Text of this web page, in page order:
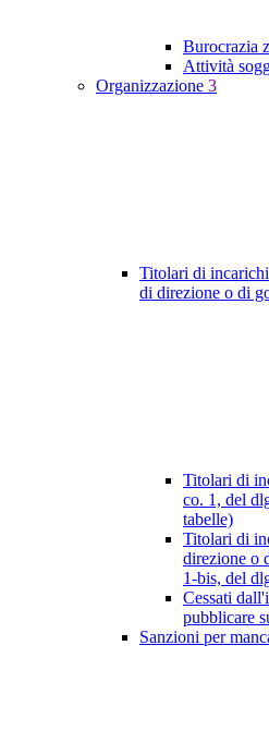
Burocrazia
Attività
Organizzazione 3
Titolari di
di direzione o di
Titolari di
co. 1, del
tabelle)
Titolari di
direzione o
1-bis, del
Cessati
pubblicare
Sanzioni per